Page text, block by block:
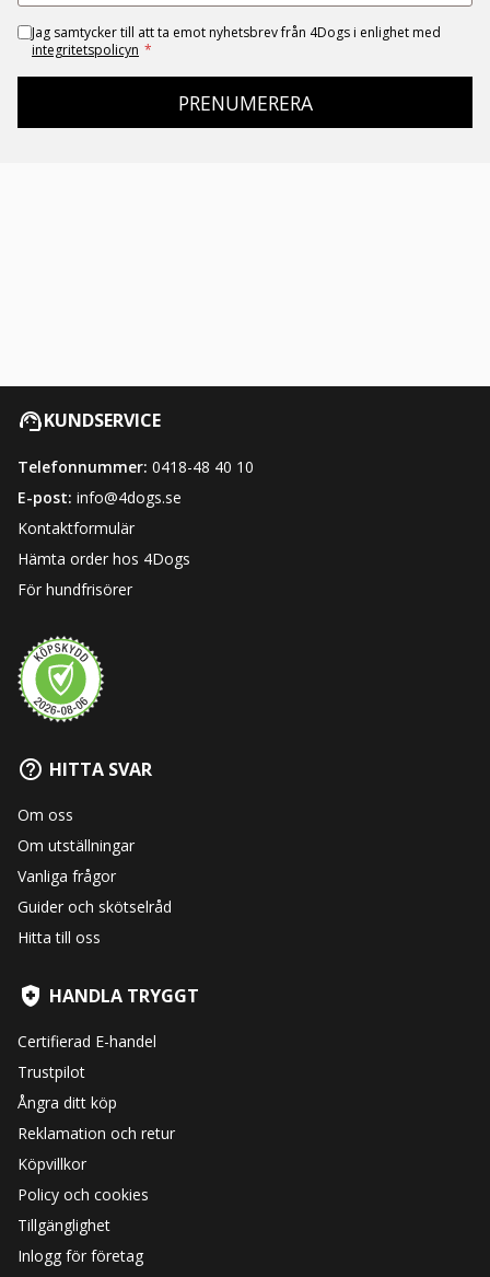
Jag samtycker till att ta emot nyhetsbrev från 4Dogs i enlighet med
integritetspolicyn *
PRENUMERERA
KUNDSERVICE
Telefonnummer: 0418-48 40 10
E-post: info@4dogs.se
Kontaktformulär
Hämta order hos 4Dogs
För hundfrisörer
HITTA SVAR
Om oss
Om utställningar
Vanliga frågor
Guider och skötselråd
Hitta till oss
HANDLA TRYGGT
Certifierad E-handel
Trustpilot
Ångra ditt köp
Reklamation och retur
Köpvillkor
Policy och cookies
Tillgänglighet
Inlogg för företag